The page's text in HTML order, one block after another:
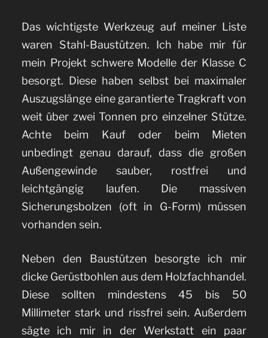
Das wichtigste Werkzeug auf meiner Liste
waren Stahl-Baustützen. Ich habe mir für
mein Projekt schwere Modelle der Klasse C
besorgt. Diese haben selbst bei maximaler
Auszugslänge eine garantierte Tragkraft von
weit über zwei Tonnen pro einzelner Stütze.
Achte beim Kauf oder beim Mieten
unbedingt genau darauf, dass die großen
Außengewinde sauber, rostfrei und
leichtgängig laufen. Die massiven
Sicherungsbolzen (oft in G-Form) müssen
vorhanden sein.
Neben den Baustützen besorgte ich mir
dicke Gerüstbohlen aus dem Holzfachhandel.
Diese sollten mindestens 45 bis 50
Millimeter stark und rissfrei sein. Außerdem
sägte ich mir in der Werkstatt ein paar